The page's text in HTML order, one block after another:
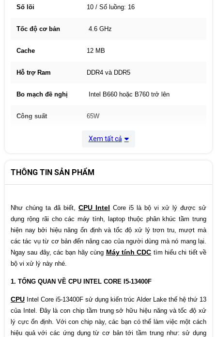
Số lõi 10 / Số luồng: 16
Tốc độ cơ bản 4.6 GHz
Cache 12 MB
Hỗ trợ Ram DDR4 và DDR5
Bo mạch đề nghị Intel B660 hoặc B760 trở lên
Công suất 65W
36 Tháng
Xem tất cả
THÔNG TIN SẢN PHẨM
Như chúng ta đã biết, CPU Intel Core i5 là bộ vi xử lý được sử
dụng rộng rãi cho các máy tính, laptop thuộc phân khúc tầm trung
hiện nay bởi hiệu năng ổn định và tốc độ xử lý trơn tru, mượt mà
các tác vụ từ cơ bản đến nâng cao của người dùng mà nó mang lại.
Ngay sau đây, các bạn hãy cùng Máy tính CDC tìm hiểu chi tiết về
bộ vi xử lý này nhé.
1. TỔNG QUAN VỀ CPU INTEL CORE I5-13400F
CPU Intel Core i5-13400F sử dụng kiến trúc Alder Lake thế hệ thứ 13
của Intel. Đây là con chip tầm trung sở hữu hiệu năng và tốc độ xử
lý cực ổn định. Với con chip này, các bạn có thể làm việc một cách
hiệu quả với các ứng dụng từ cơ bản tới tầm trung như: sử dụng